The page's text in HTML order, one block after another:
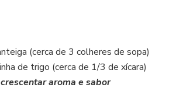
(cerca de 3 colheres de sopa)
de trigo (cerca de 1/3 de xícara)
aroma e sabor